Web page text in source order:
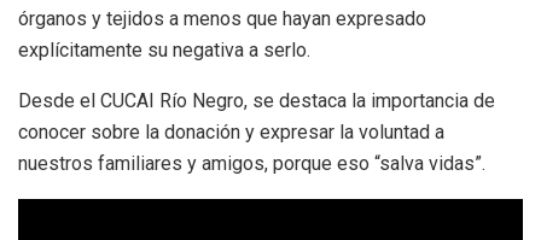
órganos y tejidos a menos que hayan expresado
explícitamente su negativa a serlo.
Desde el CUCAI Río Negro, se destaca la importancia de
conocer sobre la donación y expresar la voluntad a
nuestros familiares y amigos, porque eso “salva vidas”.